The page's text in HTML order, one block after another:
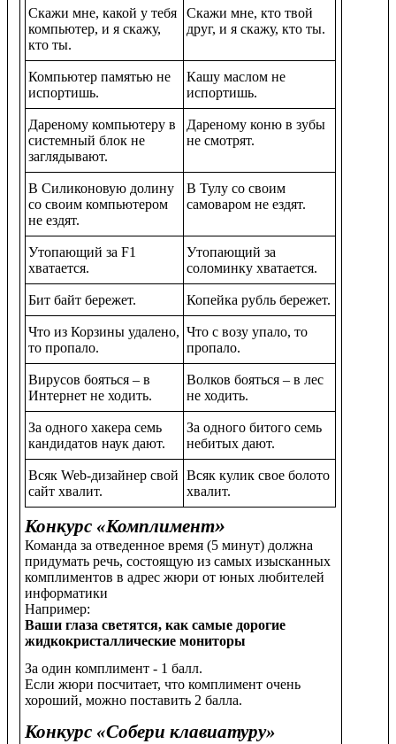
Скажи мне, какой у тебя
компьютер, и я скажу,
кто ты.
Скажи мне, кто твой
друг, и я скажу, кто ты.
Компьютер памятью не
испортишь.
Кашу маслом не
испортишь.
Дареному компьютеру в
системный блок не
заглядывают.
Дареному коню в зубы
не смотрят.
В Силиконовую долину
со своим компьютером
не ездят.
В Тулу со своим
самоваром не ездят.
Утопающий за F1
хватается.
Утопающий за
соломинку хватается.
Бит байт бережет. Копейка рубль бережет.
Что из Корзины удалено,
то пропало.
Что с возу упало, то
пропало.
Вирусов бояться – в
Интернет не ходить.
Волков бояться – в лес
не ходить.
За одного хакера семь
кандидатов наук дают.
За одного битого семь
небитых дают.
Всяк Web-дизайнер свой
сайт хвалит.
Всяк кулик свое болото
хвалит.
Конкурс «Комплимент»
Команда за отведенное время (5 минут) должна
придумать речь, состоящую из самых изысканных
комплиментов в адрес жюри от юных любителей
информатики
Например:
Ваши глаза светятся, как самые дорогие
жидкокристаллические мониторы
За один комплимент - 1 балл.
Если жюри посчитает, что комплимент очень
хороший, можно поставить 2 балла.
Конкурс «Собери клавиатуру»